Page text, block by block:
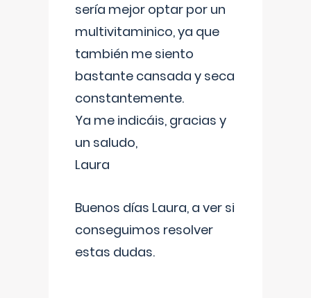
sería mejor optar por un
multivitaminico, ya que
también me siento
bastante cansada y seca
constantemente.
Ya me indicáis, gracias y
un saludo,
Laura
Buenos días Laura, a ver si
conseguimos resolver
estas dudas.